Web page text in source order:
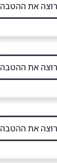
רוצה את ההטבה
רוצה את ההטבה
רוצה את ההטבה